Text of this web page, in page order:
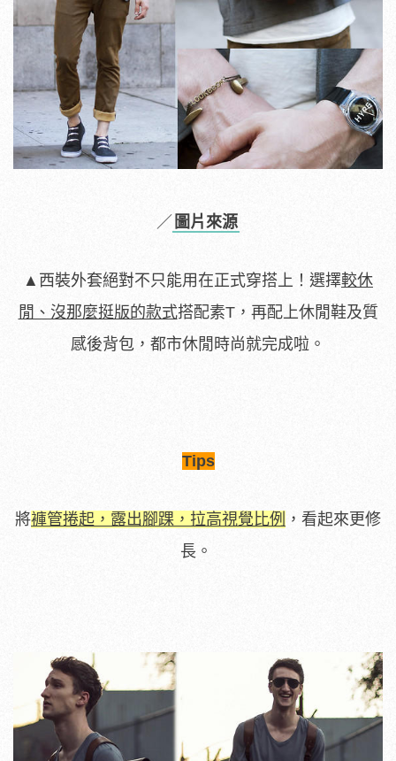
／ 圖片來源
▲西裝外套絕對不只能用在正式穿搭上！選擇較休
閒、沒那麼挺版的款式搭配素T，再配上休閒鞋及質
感後背包，都市休閒時尚就完成啦。
Tips
將褲管捲起，露出腳踝，拉高視覺比例 ，看起來更修
長。